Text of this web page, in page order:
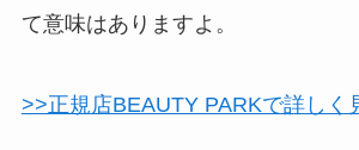
て意味はありますよ。
>>正規店BEAUTY PARKで詳しく